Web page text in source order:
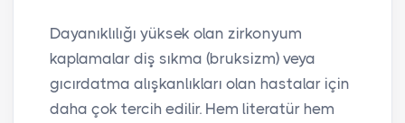
Dayanıklılığı yüksek olan zirkonyum
kaplamalar diş sıkma (bruksizm) veya
gıcırdatma alışkanlıkları olan hastalar için
daha çok tercih edilir. Hem literatür hem